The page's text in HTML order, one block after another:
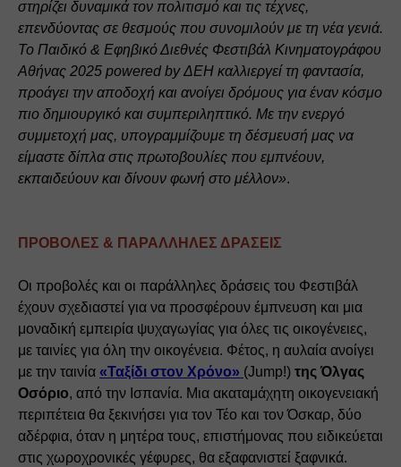
στηρίζει δυναμικά τον πολιτισμό και τις τέχνες,
επενδύοντας σε θεσμούς που συνομιλούν με τη νέα γενιά.
Το Παιδικό & Εφηβικό Διεθνές Φεστιβάλ Κινηματογράφου
Αθήνας 2025 powered by ΔΕΗ καλλιεργεί τη φαντασία,
προάγει την αποδοχή και ανοίγει δρόμους για έναν κόσμο
πιο δημιουργικό και συμπεριληπτικό. Με την ενεργό
συμμετοχή μας, υπογραμμίζουμε τη δέσμευσή μας να
είμαστε δίπλα στις πρωτοβουλίες που εμπνέουν,
εκπαιδεύουν και δίνουν φωνή στο μέλλον».
ΠΡΟΒΟΛΕΣ & ΠΑΡΑΛΛΗΛΕΣ ΔΡΑΣΕΙΣ
Οι προβολές και οι παράλληλες δράσεις του Φεστιβάλ
έχουν σχεδιαστεί για να προσφέρουν έμπνευση και μια
μοναδική εμπειρία ψυχαγωγίας για όλες τις οικογένειες,
με ταινίες για όλη την οικογένεια. Φέτος, η αυλαία ανοίγει
με την ταινία «Ταξίδι στον Χρόνο» (Jump!) της Όλγας
Οσόριο, από την Ισπανία. Μια ακαταμάχητη οικογενειακή
περιπέτεια θα ξεκινήσει για τον Τέο και τον Όσκαρ, δύο
αδέρφια, όταν η μητέρα τους, επιστήμονας που ειδικεύεται
στις χωροχρονικές γέφυρες, θα εξαφανιστεί ξαφνικά.